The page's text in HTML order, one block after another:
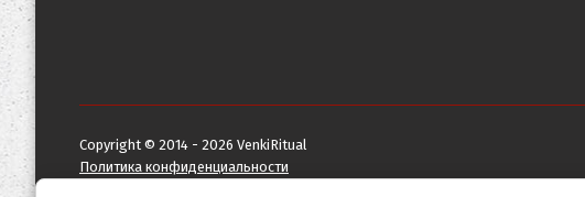
Copyright © 2014 - 2026 VenkiRitual
Политика конфиденциальности